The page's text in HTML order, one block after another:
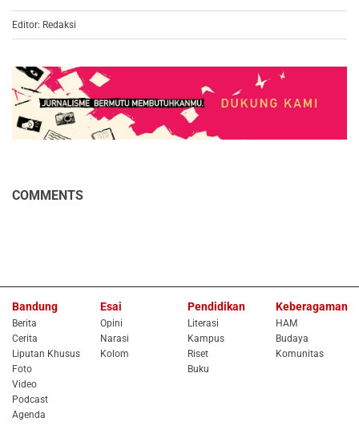
Editor: Redaksi
COMMENTS
Bandung
Berita
Cerita
Liputan Khusus
Foto
Video
Podcast
Agenda
Esai
Opini
Narasi
Kolom
Pendidikan
Literasi
Kampus
Riset
Buku
Keberagaman
HAM
Budaya
Komunitas